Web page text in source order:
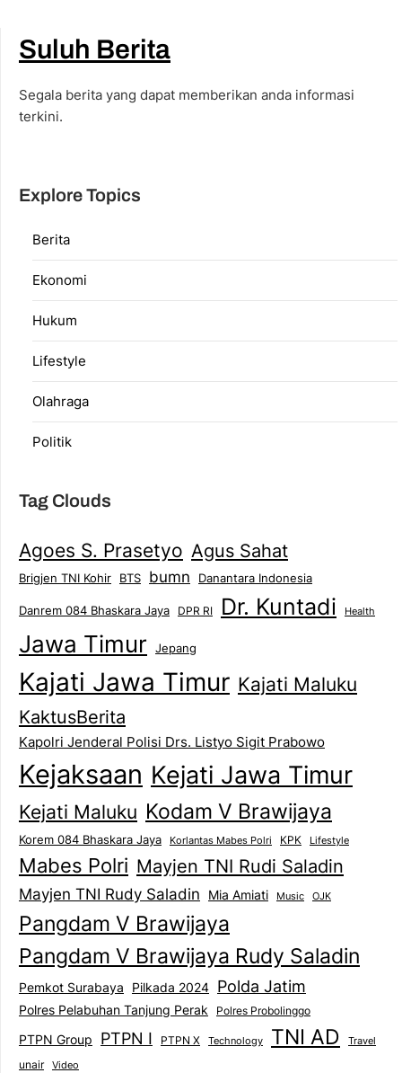
Suluh Berita
Segala berita yang dapat memberikan anda informasi
terkini.
Explore Topics
Berita
Ekonomi
Hukum
Lifestyle
Olahraga
Politik
Tag Clouds
Agoes S. Prasetyo Agus Sahat
Brigjen TNI Kohir BTS bumn Danantara Indonesia
Danrem 084 Bhaskara Jaya DPR RI Dr. Kuntadi Health
Jawa Timur Jepang
Kajati Jawa Timur Kajati Maluku
KaktusBerita
Kapolri Jenderal Polisi Drs. Listyo Sigit Prabowo
Kejaksaan Kejati Jawa Timur
Kejati Maluku Kodam V Brawijaya
Korem 084 Bhaskara Jaya Korlantas Mabes Polri KPK Lifestyle
Mabes Polri Mayjen TNI Rudi Saladin
Mayjen TNI Rudy Saladin Mia Amiati Music OJK
Pangdam V Brawijaya
Pangdam V Brawijaya Rudy Saladin
Pemkot Surabaya Pilkada 2024 Polda Jatim
Polres Pelabuhan Tanjung Perak Polres Probolinggo
PTPN Group PTPN I PTPN X Technology TNI AD Travel
unair Video